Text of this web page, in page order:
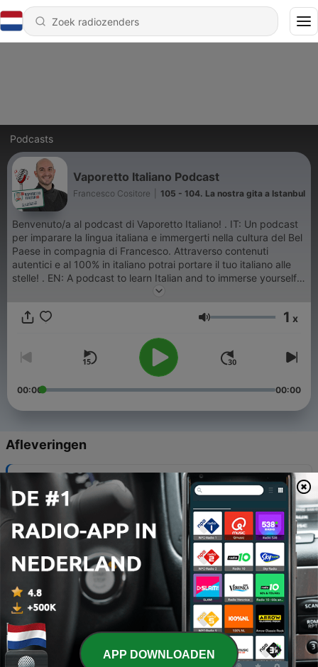
Podcasts
Vaporetto Italiano Podcast
Francesco Cositore 105 - 104. La nostra gita a Istanbul
Benvenuto/a al podcast di Vaporetto Italiano! . IT: Un podcast
per imparare la lingua italiana e immergerti nella cultura del Bel
Paese in compagnia di Francesco. Attraverso contenuti
autentici e al 100% in italiano potrai portare il tuo italiano alle
stelle! . EN: A podcast to learn Italian and to immerse yourself
in the "Bel Paese" culture together with Francesco. Master the
Volume 1 x
00:00 00:00
Afleveringen
104. La nostra gita a Istanbul
28 jul. 2026
104 - 103. Una toccata e fuga a Roma 🏟️
10 jul. 2026
103 - 102. Ti leggiamo un racconto in italiano 📖
24 jun. 2026
102 - 101. Il primo viaggio studio in Italia di Vaporetto
Italiano
08 jun. 2026
APP DOWNLOADEN